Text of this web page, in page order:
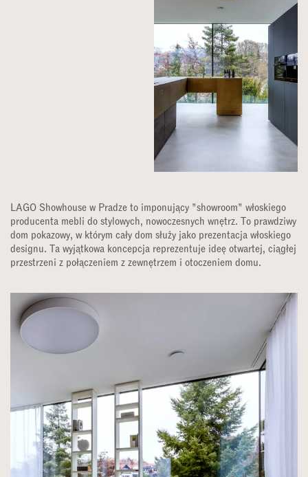
LAGO Showhouse w Pradze to imponujący "showroom" włoskiego
producenta mebli do stylowych, nowoczesnych wnętrz. To prawdziwy
dom pokazowy, w którym cały dom służy jako prezentacja włoskiego
designu. Ta wyjątkowa koncepcja reprezentuje ideę otwartej, ciągłej
przestrzeni z połączeniem z zewnętrzem i otoczeniem domu.